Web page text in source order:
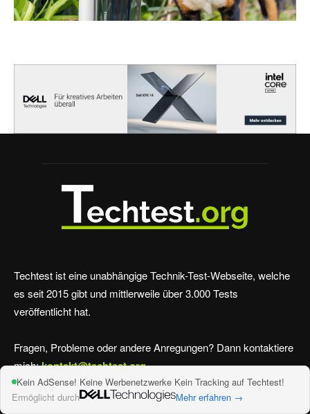
Techtest ist eine unabhängige Technik-Test-Webseite, welche
es seit 2015 gibt und mittlerweile über 3.000 Tests
veröffentlicht hat.
Fragen, Probleme oder andere Anregungen? Dann kontaktiere
mich:kontakt@techtest.org
Wer schreibt hier?
Kein AdSense! Keine Werbenetzwerke Kein Tracking auf Techtest!
Ermöglicht durch
Mehr erfahren →